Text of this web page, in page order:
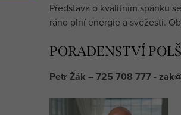
Představa o kvalitním spánku
ráno plní energie a svěžesti.
PORADENSTVÍ
Petr Žák – 725 708 777 -